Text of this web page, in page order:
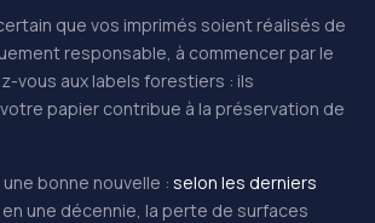
que vos imprimés soient réalisés de
responsable, à commencer par le
vous aux labels forestiers : ils
papier contribue à la préservation de
bonne nouvelle : selon les derniers
en une décennie, la perte de surfaces